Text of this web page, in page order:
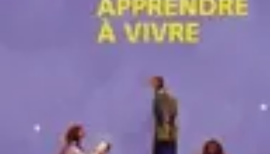
Apprendre Rubik Cube
Apprentissage
Techniques
Méthodes d'apprentissageTechniques